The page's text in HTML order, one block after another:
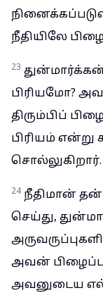
நீதியிலே
23
பிரியமோ?
திரும்பிப்
பிரியம்
சொல்லுகிறார்.
24 நீதிமான் தன்
செய்து,
அவன்
அவனுடைய